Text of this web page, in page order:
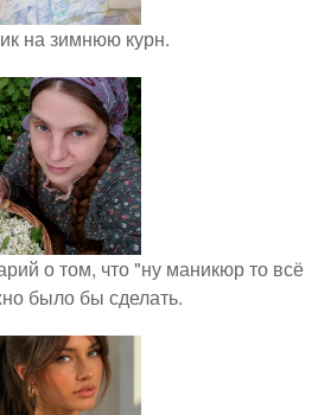
на зимнюю курн.
о том, что "ну маникюр то всё
было бы сделать.